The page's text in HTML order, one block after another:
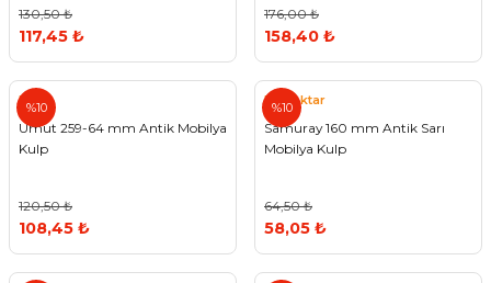
130,50 ₺
117,45 ₺
176,00 ₺
158,40 ₺
%10
Umut
Umut 259-64 mm Antik Mobilya
Kulp
120,50 ₺
108,45 ₺
%10
Bayraktar
Samuray 160 mm Antik Sarı
Mobilya Kulp
64,50 ₺
58,05 ₺